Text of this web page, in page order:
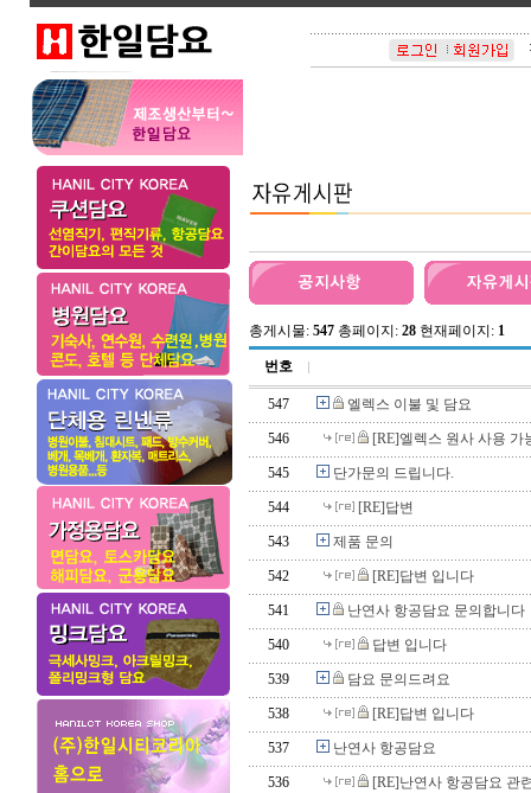
총게시물: 547 총페이지: 28 현재페이지: 1
번호
547 엘렉스 이불 및 담요
546 [RE]엘렉스 원사 사용 가
545 단가문의 드립니다.
544 [RE]답변
543 제품 문의
542 [RE]답변 입니다
541 난연사 항공담요 문의합니다
540 답변 입니다
539 담요 문의드려요
538 [RE]답변 입니다
537 난연사 항공담요
536 [RE]난연사 항공담요 관